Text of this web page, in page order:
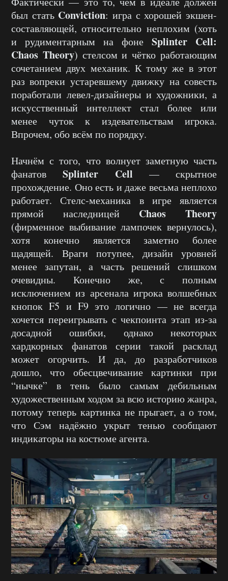
был стать Conviction: игра с хорошей экшен-
составляющей, относительно неплохим (хоть
и рудиментарным на фоне Splinter Cell:
Chaos Theory) стелсом и чётко работающим
сочетанием двух механик. К тому же в этот
раз вопреки устаревшему движку на совесть
поработали левел-дизайнеры и художники, а
искусственный интеллект стал более или
менее чуток к издевательствам игрока.
Впрочем, обо всём по порядку.
Начнём с того, что волнует заметную часть
фанатовSplinter Cell — скрытное
прохождение. Оно есть и даже весьма неплохо
работает. Стелс-механика в игре является
прямой наследницей Chaos Theory
(фирменное выбивание лампочек вернулось),
хотя конечно является заметно более
щадящей. Враги потупее, дизайн уровней
менее запутан, а часть решений слишком
очевидны. Конечно же, с полным
исключением из арсенала игрока волшебных
кнопок F5 и F9 это логично — не всегда
хочется переигрывать с чекпоинта этап из-за
досадной ошибки, однако некоторых
хардкорных фанатов серии такой расклад
может огорчить. И да, до разработчиков
дошло, что обесцвечивание картинки при
“нычке” в тень было самым дебильным
художественным ходом за всю историю жанра,
потому теперь картинка не прыгает, а о том,
что Сэм надёжно укрыт тенью сообщают
индикаторы на костюме агента.